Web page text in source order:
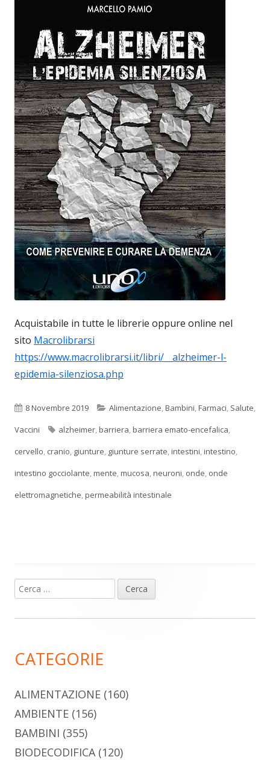
Acquistabile in tutte le librerie oppure online nel
sito Macrolibrarsi
https://www.macrolibrarsi.it/libri/__alzheimer-l-
epidemia-silenziosa.php
Pubblicato
8 Novembre 2019 Categorie
Alimentazione,Bambini,Farmaci, Salute,
Vaccini
Tag
alzheimer,barriera,barriera emato-encefalica,
cervello, cranio, giunture, giunture serrate,intestini,intestino,
intestino gocciolante,mente,mucosa,neuroni, onde, onde
elettromagnetiche,permeabilità intestinale
Barra
laterale
Ricerca
per:
CATEGORIE
ALIMENTAZIONE (160)
AMBIENTE (156)
BAMBINI (355)
BIODECODIFICA (120)